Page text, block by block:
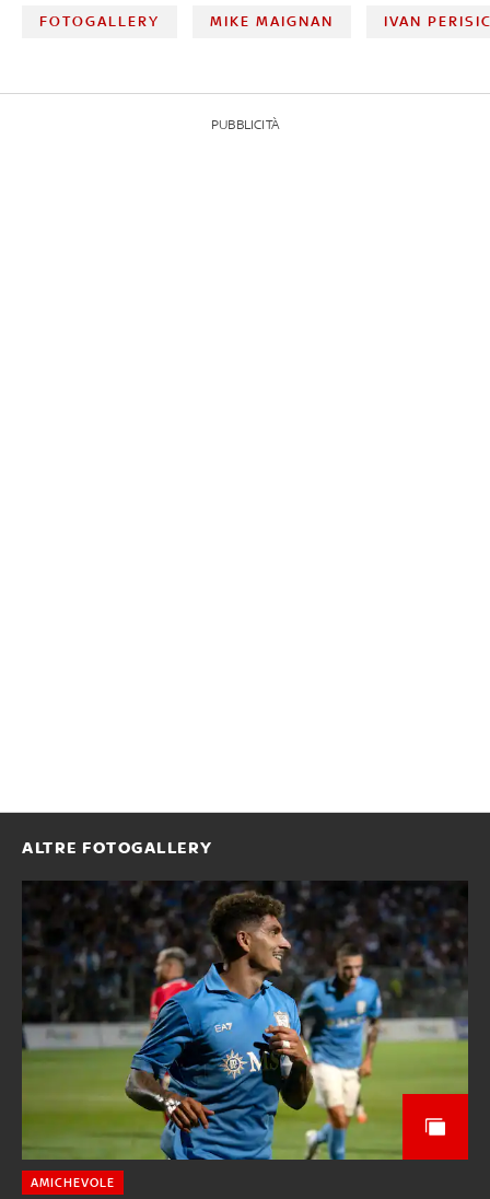
FOTOGALLERY MIKE MAIGNAN IVAN
PUBBLICITÀ
ALTRE FOTOGALLERY
AMICHEVOLE